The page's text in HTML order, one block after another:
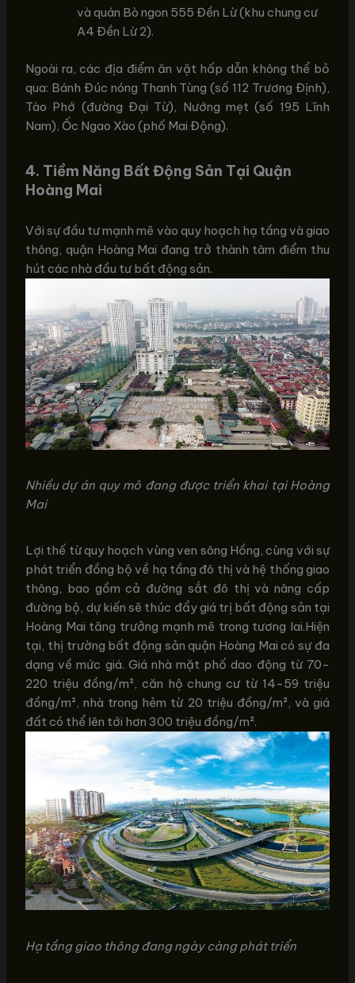
và quán Bò ngon 555 Đền Lừ (khu chung cư
A4 Đền Lừ 2).
Ngoài ra, các địa điểm ăn vặt hấp dẫn không thể bỏ
qua: Bánh Đúc nóng Thanh Tùng (số 112 Trương Định),
Tào Phớ (đường Đại Từ), Nướng mẹt (số 195 Lĩnh
Nam), Ốc Ngao Xào (phố Mai Động).
4. Tiềm Năng Bất Động Sản Tại Quận
Hoàng Mai
Với sự đầu tư mạnh mẽ vào quy hoạch hạ tầng và giao
thông, quận Hoàng Mai đang trở thành tâm điểm thu
hút các nhà đầu tư bất động sản.
Nhiều dự án quy mô đang được triển khai tại Hoàng
Mai
Lợi thế từ quy hoạch vùng ven sông Hồng, cùng với sự
phát triển đồng bộ về hạ tầng đô thị và hệ thống giao
thông, bao gồm cả đường sắt đô thị và nâng cấp
đường bộ, dự kiến sẽ thúc đẩy giá trị bất động sản tại
Hoàng Mai tăng trưởng mạnh mẽ trong tương lai.Hiện
tại, thị trường bất động sản quận Hoàng Mai có sự đa
dạng về mức giá. Giá nhà mặt phố dao động từ 70-
220 triệu đồng/m², căn hộ chung cư từ 14-59 triệu
đồng/m², nhà trong hẻm từ 20 triệu đồng/m², và giá
đất có thể lên tới hơn 300 triệu đồng/m².
Hạ tầng giao thông đang ngày càng phát triển